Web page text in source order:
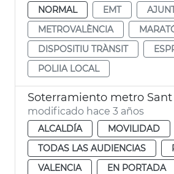
NORMAL
EMT
METROVALÈNCIA
DISPOSITIU TRÀNSIT
POLIIA LOCAL
Soterramiento metro Sant
modificado hace 3 años
ALCALDÍA
MOVILIDAD
TODAS LAS AUDIENCIAS
VALENCIA
EN PORTADA